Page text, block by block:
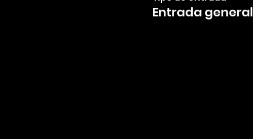
Entrada general